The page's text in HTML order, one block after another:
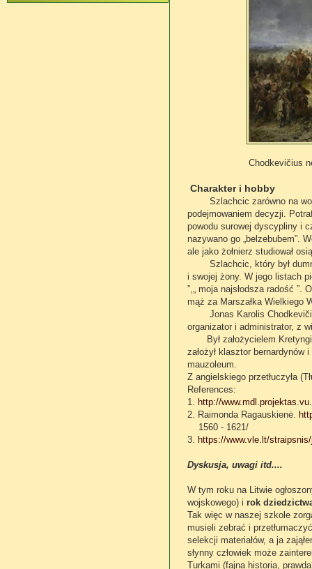
Chodkevičius
Charakter i hobby
Szlachcic zarówno na
podejmowaniem decyzji.
powodu surowej dyscypliny i
nazywano go „belzebubem”.
ale jako żołnierz studiował
Szlachcic, który był
i swojej żony. W jego listach
”,„ moja najsłodsza radość ”.
mąż za Marszałka Wielkiego
Jonas Karolis
organizator i administrator, z
Był założycielem Kretyngi
założył klasztor bernardynów
mauzoleum.
Z angielskiego przetłuczyła
References:
1. http://
2. Raimonda Ragauskienė.
1560 - 1621/
3. https://www.vle.lt/
Dyskusja, uwagi itd....
W tym roku na Litwie
wojskowego) i rok
Tak więc w naszej szkole
musieli zebrać i
selekcji materiałów, a ja
słynny człowiek może
Turkami (fajna historia,